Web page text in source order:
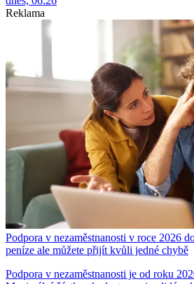
Reklama
Podpora v nezaměstnanosti v roce 2026
peníze ale můžete přijít kvůli jedné chybě
Podpora v nezaměstnanosti je od roku